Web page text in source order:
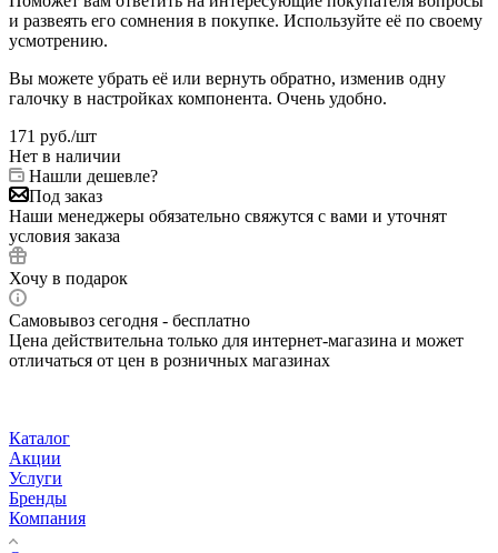
и развеять его сомнения в покупке. Используйте её по своему
усмотрению.
Вы можете убрать её или вернуть обратно, изменив одну
галочку в настройках компонента. Очень удобно.
171 руб./шт
Нет в наличии
Нашли дешевле?
Под заказ
Наши менеджеры обязательно свяжутся с вами и уточнят
условия заказа
Хочу в подарок
Самовывоз сегодня - бесплатно
Цена действительна только для интернет-магазина и может
отличаться от цен в розничных магазинах
Каталог
Акции
Услуги
Бренды
Компания